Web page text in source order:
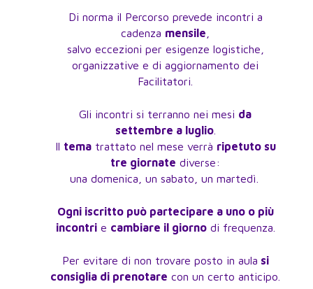
Di norma il Percorso prevede incontri a
cadenza mensile
salvo eccezioni per esigenze logistiche,
organizzative e di aggiornamento dei
Facilitatori.
Gli incontri si terranno nei mesi da
settembre a luglio.
Il tematrattato nel mese verrà ripetuto su
tre giornate diverse:
una domenica, un sabato, un martedì.
Ogni iscritto può partecipare a uno o più
incontrie cambiare il giornodi frequenza.
Per evitare di non trovare posto in aula si
consiglia di prenotare con un certo anticipo.